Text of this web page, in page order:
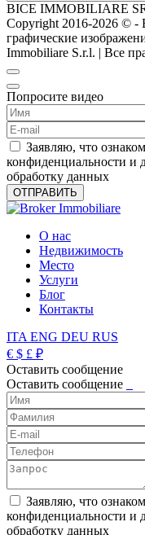
BICE IMMOBILIARE
Copyright 2016-2026 ©️ -
графические
Immobiliare S.r.l. | Все
Попросите видео
Заявляю, что
конфиденциальности и
обработку данных
О нас
Недвижимость
Место
Услуги
Блог
Контакты
ITA ENG DEU RUS
€ $ £ ₽
Оставить сообщение
Оставить сообщение
Заявляю, что
конфиденциальности и
обработку данных